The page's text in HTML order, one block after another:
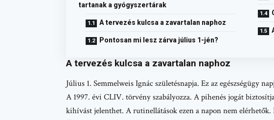
tartanak a gyógyszertárak
A tervezés kulcsa a zavartalan naphoz
Pontosan mi lesz zárva július 1-jén?
A tervezés kulcsa a zavartalan naphoz
Július 1. Semmelweis Ignác születésnapja. Ez az egészségügy
A 1997. évi CLIV. törvény szabályozza. A pihenés jogát
kihívást jelenthet. A rutinellátások ezen a napon nem elérhetők.